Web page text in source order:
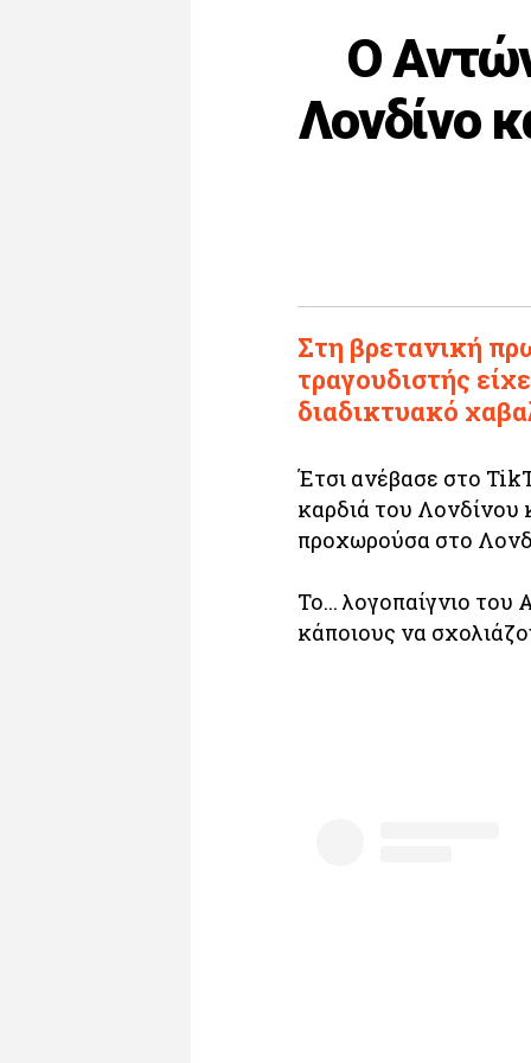
O
Λονδίνο
Στη βρετανική
τραγουδιστής
διαδικτυακό
Έτσι ανέβασε στο
καρδιά του Λονδίνου
προχωρούσα στο
Το... λογοπαίγνιο
κάποιους να